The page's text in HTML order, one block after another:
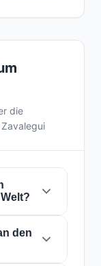
die
den